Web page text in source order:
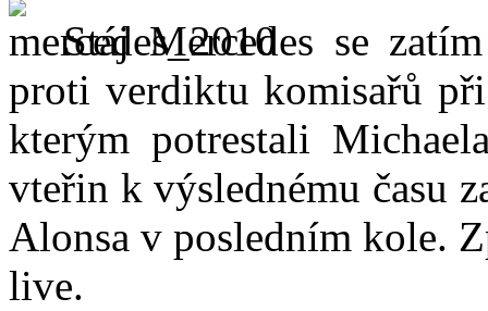
Stáj Mercedes se
proti verdiktu komisařů
kterým potrestali
vteřin k výslednému času
Alonsa v posledním kole.
live.